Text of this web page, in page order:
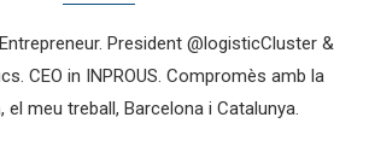
President @logisticCluster &
CEO in INPROUS. Compromès amb la
el meu treball, Barcelona i Catalunya.